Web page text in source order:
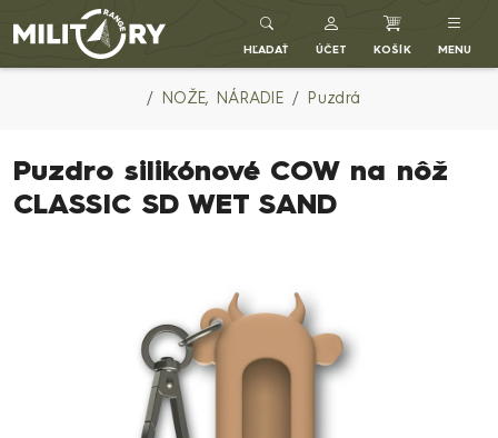
Army shop MILITARY RANGE SK
HĽADAŤ ÚČET KOŠÍK MENU
NOŽE, NÁRADIE Puzdrá
Puzdro silikónové COW na nôž
CLASSIC SD WET SAND